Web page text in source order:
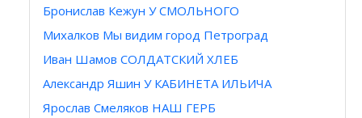
Бронислав Кежун У СМОЛЬНОГО
Михалков Мы видим город Петроград
Иван Шамов СОЛДАТСКИЙ ХЛЕБ
Алeкcaндp Яшин У КАБИНЕТА ИЛЬИЧА
Ярослав Смеляков НАШ ГЕРБ